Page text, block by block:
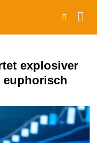
explosiver
euphorisch